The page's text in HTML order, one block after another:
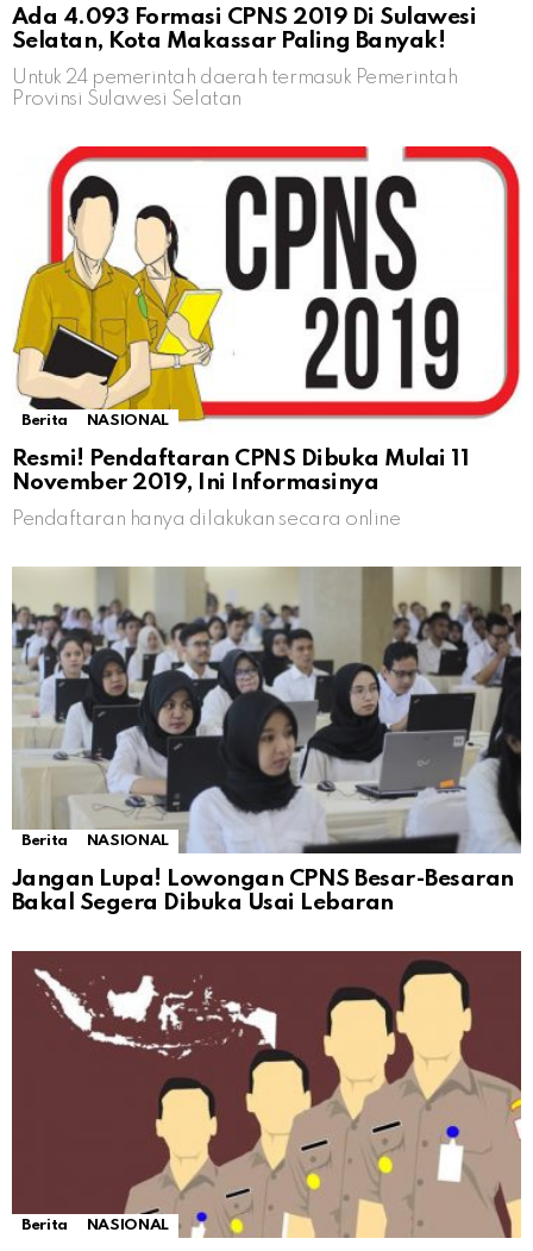
Ada 4.093 Formasi CPNS 2019 Di Sulawesi
Selatan, Kota Makassar Paling Banyak!
Untuk 24 pemerintah daerah termasuk Pemerintah
Provinsi Sulawesi Selatan
Berita NASIONAL
Resmi! Pendaftaran CPNS Dibuka Mulai 11
November 2019, Ini Informasinya
Pendaftaran hanya dilakukan secara online
Berita NASIONAL
Jangan Lupa! Lowongan CPNS Besar-Besaran
Bakal Segera Dibuka Usai Lebaran
Berita NASIONAL